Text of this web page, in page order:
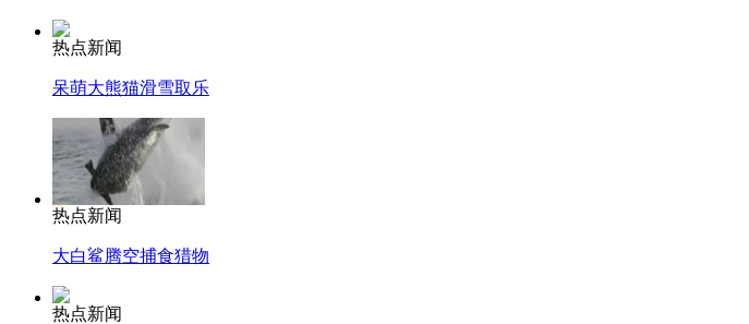
热点新闻
呆萌大熊猫滑雪取乐
热点新闻
大白鲨腾空捕食猎物
热点新闻